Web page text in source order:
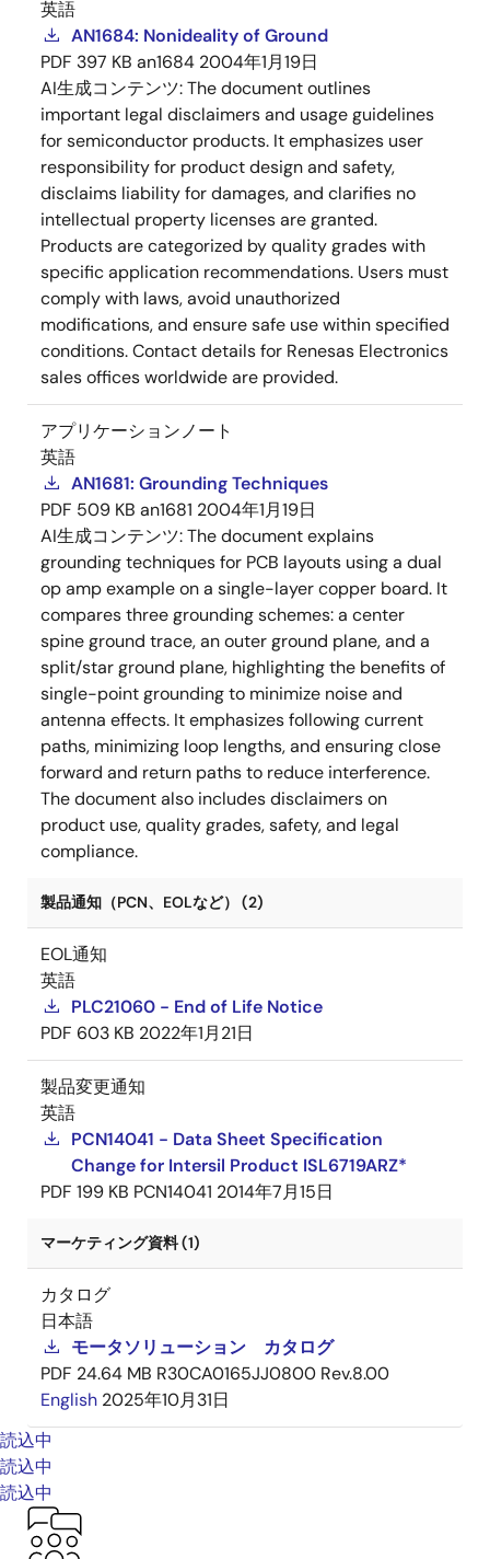
英語
AN1684: Nonideality of Ground
PDF 397 KB an1684 2004年1月19日
AI生成コンテンツ:The document outlines
important legal disclaimers and usage guidelines
for semiconductor products. It emphasizes user
responsibility for product design and safety,
disclaims liability for damages, and clarifies no
intellectual property licenses are granted.
Products are categorized by quality grades with
specific application recommendations. Users must
comply with laws, avoid unauthorized
modifications, and ensure safe use within specified
conditions. Contact details for Renesas Electronics
sales offices worldwide are provided.
アプリケーションノート
英語
AN1681: Grounding Techniques
PDF 509 KB an1681 2004年1月19日
AI生成コンテンツ:The document explains
grounding techniques for PCB layouts using a dual
op amp example on a single-layer copper board. It
compares three grounding schemes: a center
spine ground trace, an outer ground plane, and a
split/star ground plane, highlighting the benefits of
single-point grounding to minimize noise and
antenna effects. It emphasizes following current
paths, minimizing loop lengths, and ensuring close
forward and return paths to reduce interference.
The document also includes disclaimers on
product use, quality grades, safety, and legal
compliance.
製品通知（PCN、EOLなど） (2)
EOL通知
英語
PLC21060 - End of Life Notice
PDF 603 KB 2022年1月21日
製品変更通知
英語
PCN14041 - Data Sheet Specification
Change for Intersil Product ISL6719ARZ*
PDF 199 KB PCN14041 2014年7月15日
マーケティング資料 (1)
カタログ
日本語
モータソリューション カタログ
PDF 24.64 MB R30CA0165JJ0800 Rev.8.00
English 2025年10月31日
読込中
読込中
読込中